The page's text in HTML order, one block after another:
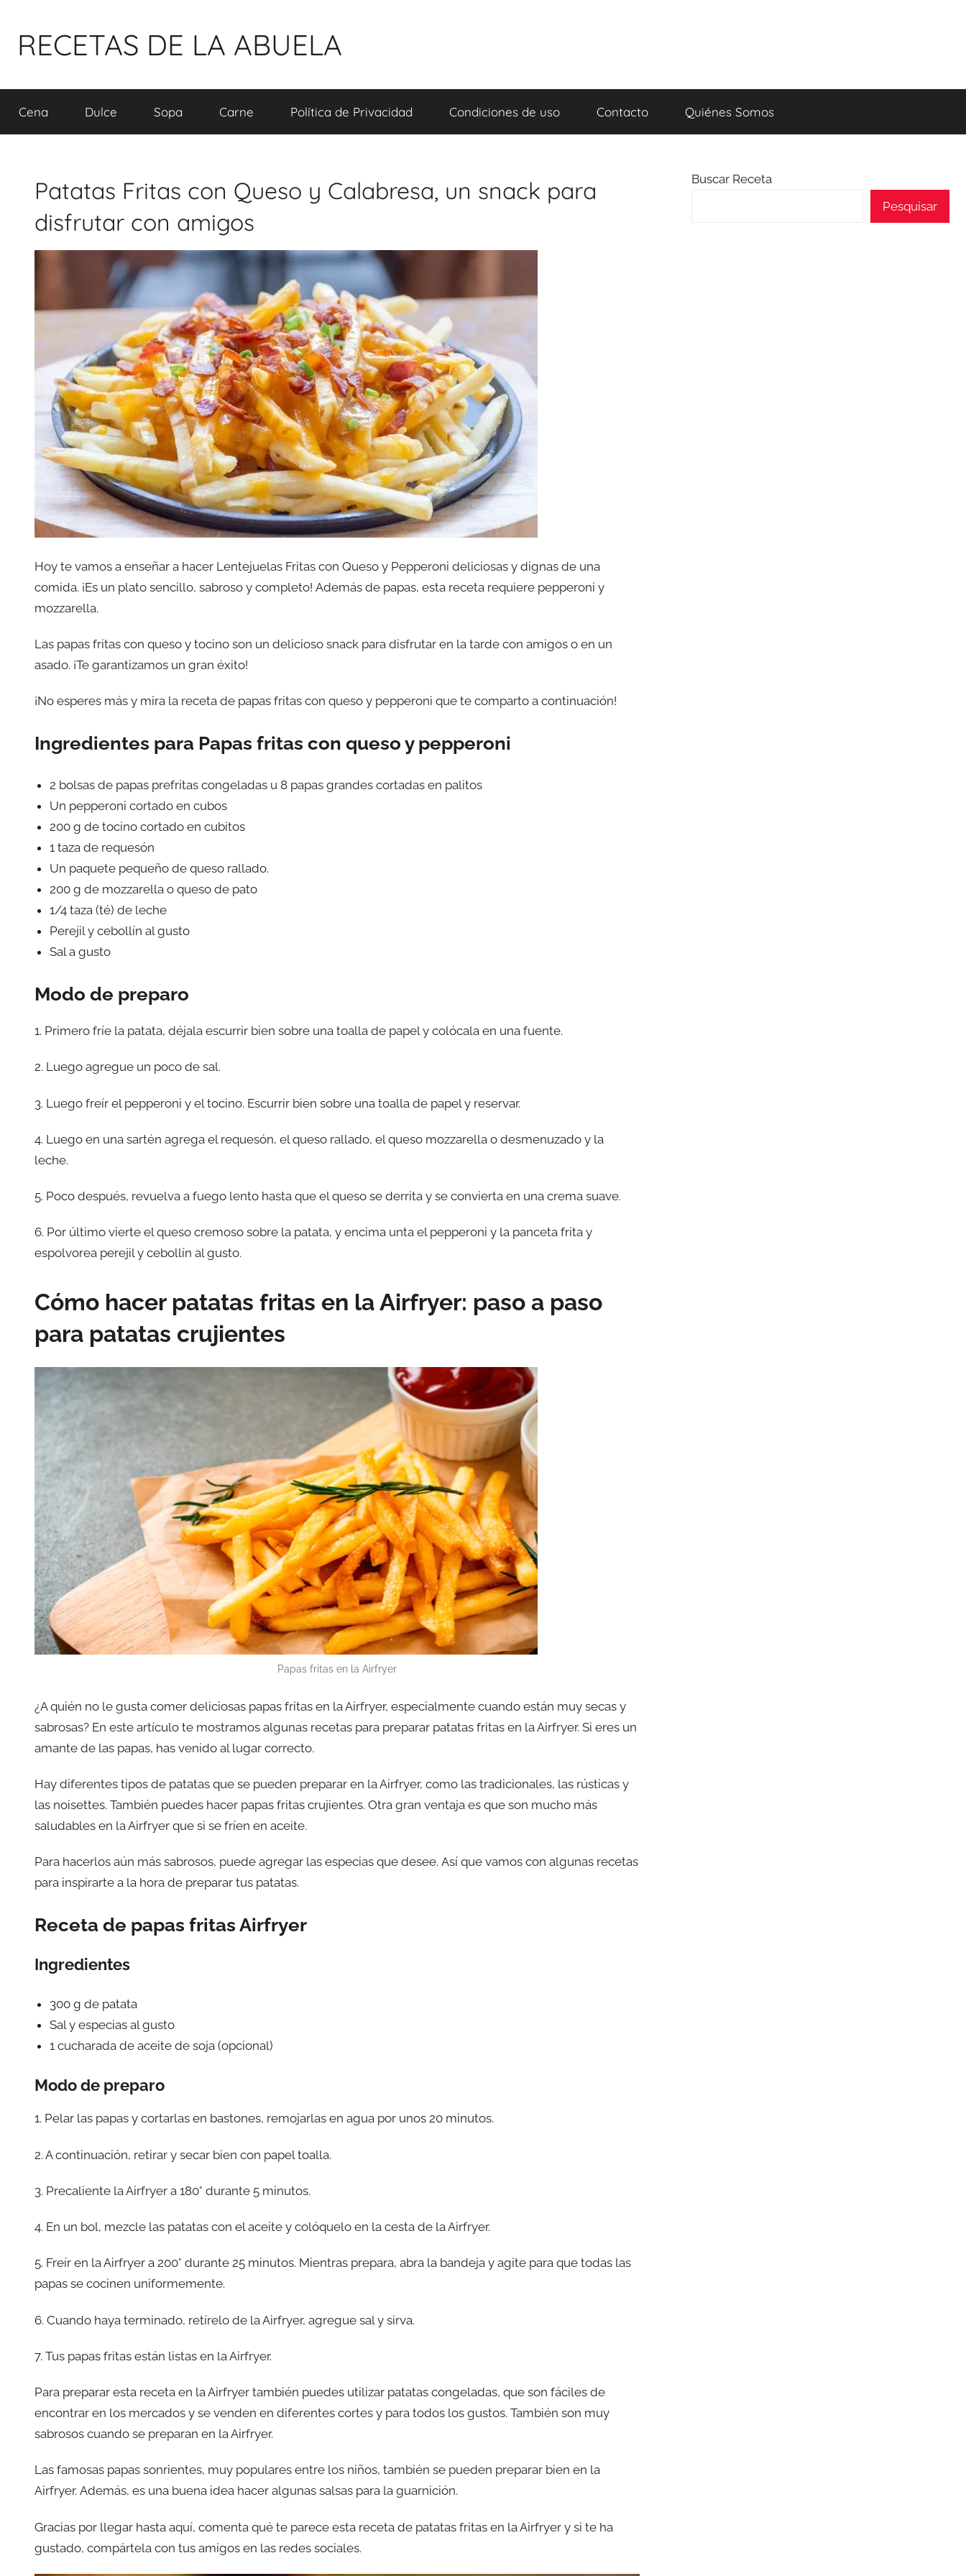
RECETAS DE LA ABUELA
Cena Dulce Sopa Carne Política de Privacidad Condiciones de uso Contacto Quiénes Somos
Patatas Fritas con Queso y Calabresa, un snack para
disfrutar con amigos
Hoy te vamos a enseñar a hacer Lentejuelas Fritas con Queso y Pepperoni deliciosas y dignas de una
comida. ¡Es un plato sencillo, sabroso y completo! Además de papas, esta receta requiere pepperoni y
mozzarella.
Las papas fritas con queso y tocino son un delicioso snack para disfrutar en la tarde con amigos o en un
asado. ¡Te garantizamos un gran éxito!
¡No esperes más y mira la receta de papas fritas con queso y pepperoni que te comparto a continuación!
Ingredientes para Papas fritas con queso y pepperoni
2 bolsas de papas prefritas congeladas u 8 papas grandes cortadas en palitos
Un pepperoni cortado en cubos
200 g de tocino cortado en cubitos
1 taza de requesón
Un paquete pequeño de queso rallado.
200 g de mozzarella o queso de pato
1/4 taza (té) de leche
Perejil y cebollín al gusto
Sal a gusto
Modo de preparo
1. Primero fríe la patata, déjala escurrir bien sobre una toalla de papel y colócala en una fuente.
2. Luego agregue un poco de sal.
3. Luego freír el pepperoni y el tocino. Escurrir bien sobre una toalla de papel y reservar.
4. Luego en una sartén agrega el requesón, el queso rallado, el queso mozzarella o desmenuzado y la
leche.
5. Poco después, revuelva a fuego lento hasta que el queso se derrita y se convierta en una crema suave.
6. Por último vierte el queso cremoso sobre la patata, y encima unta el pepperoni y la panceta frita y
espolvorea perejil y cebollín al gusto.
Cómo hacer patatas fritas en la Airfryer: paso a paso
para patatas crujientes
Papas fritas en la Airfryer
¿A quién no le gusta comer deliciosas papas fritas en la Airfryer, especialmente cuando están muy secas y
sabrosas? En este artículo te mostramos algunas recetas para preparar patatas fritas en la Airfryer. Si eres un
amante de las papas, has venido al lugar correcto.
Hay diferentes tipos de patatas que se pueden preparar en la Airfryer, como las tradicionales, las rústicas y
las noisettes. También puedes hacer papas fritas crujientes. Otra gran ventaja es que son mucho más
saludables en la Airfryer que si se fríen en aceite.
Para hacerlos aún más sabrosos, puede agregar las especias que desee. Así que vamos con algunas recetas
para inspirarte a la hora de preparar tus patatas.
Receta de papas fritas Airfryer
Ingredientes
300 g de patata
Sal y especias al gusto
1 cucharada de aceite de soja (opcional)
Modo de preparo
1. Pelar las papas y cortarlas en bastones, remojarlas en agua por unos 20 minutos.
2. A continuación, retirar y secar bien con papel toalla.
3. Precaliente la Airfryer a 180° durante 5 minutos.
4. En un bol, mezcle las patatas con el aceite y colóquelo en la cesta de la Airfryer.
5. Freír en la Airfryer a 200° durante 25 minutos. Mientras prepara, abra la bandeja y agite para que todas las
papas se cocinen uniformemente.
6. Cuando haya terminado, retírelo de la Airfryer, agregue sal y sirva.
7. Tus papas fritas están listas en la Airfryer.
Para preparar esta receta en la Airfryer también puedes utilizar patatas congeladas, que son fáciles de
encontrar en los mercados y se venden en diferentes cortes y para todos los gustos. También son muy
sabrosos cuando se preparan en la Airfryer.
Las famosas papas sonrientes, muy populares entre los niños, también se pueden preparar bien en la
Airfryer. Además, es una buena idea hacer algunas salsas para la guarnición.
Gracias por llegar hasta aquí, comenta qué te parece esta receta de patatas fritas en la Airfryer y si te ha
gustado, compártela con tus amigos en las redes sociales.
Buscar Receta
Pesquisar